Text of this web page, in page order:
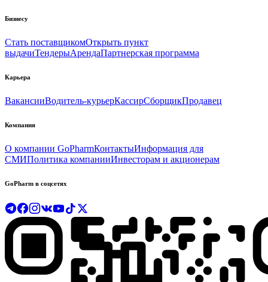
Бизнесу
Стать поставщикомОткрыть пункт
выдачиТендерыАрендаПартнерская программа
Карьера
ВакансииВодитель-курьерКассирСборщикПродавец
Компания
О компании GoPharmКонтактыИнформация для
СМИПолитика компанииИнвесторам и акционерам
GoPharm в соцсетях